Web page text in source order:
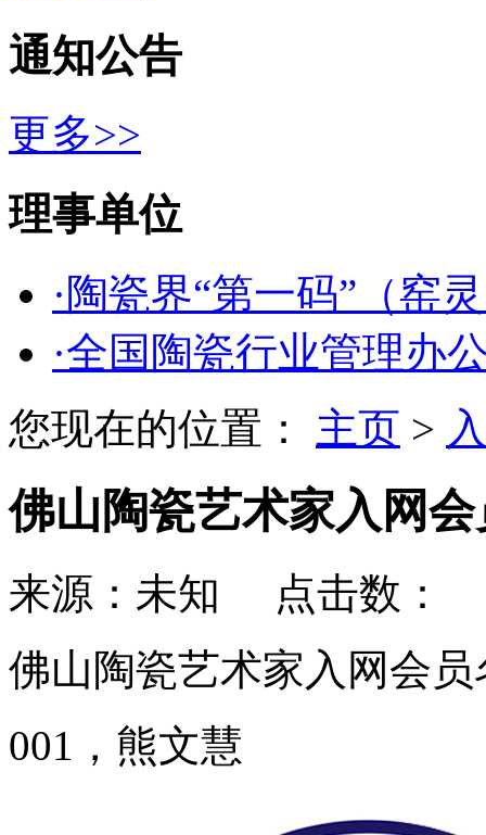
通知公告
更多>>
理事单位
·陶瓷界“第一码”（窑
·全国陶瓷行业管理办
您现在的位置： 主页 >
佛山陶瓷艺术家入网
来源：未知 点击数：
佛山陶瓷艺术家入网会员
001，熊文慧